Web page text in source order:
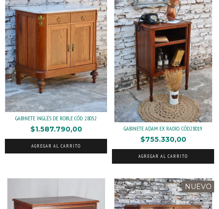
GABINETE INGLÉS DE ROBLE CÓD. 28052
$1.587.790,00
AGREGAR AL CARRITO
GABINETE ADAM EX RADIO. CÓD.28019
$755.330,00
AGREGAR AL CARRITO
NUEVO